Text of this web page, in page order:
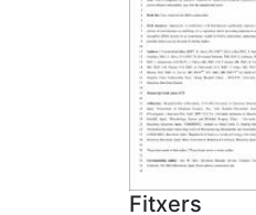
Fitxers